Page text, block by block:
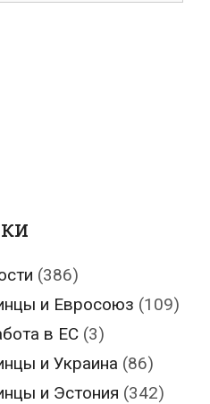
(386)
и Евросоюз (109)
в ЕС (3)
и Украина (86)
и Эстония (342)